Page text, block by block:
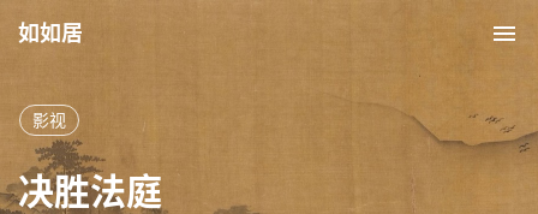
如如居
影视
决胜法庭